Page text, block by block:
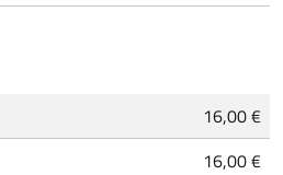
16,00 €
16,00 €